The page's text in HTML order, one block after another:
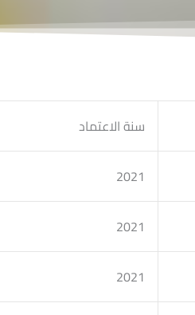
سنة الاعتماد
2021
2021
2021